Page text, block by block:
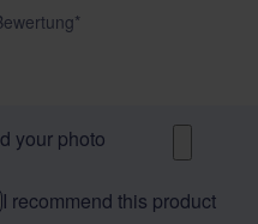
your photo
I recommend this product